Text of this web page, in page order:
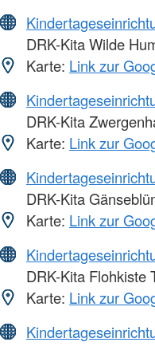
DRK-Kita Wilde
Karte: Link zur
DRK-Kita
Karte: Link zur
DRK-Kita
Karte: Link zur
DRK-Kita Flohkiste
Karte: Link zur